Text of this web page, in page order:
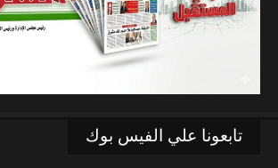
تابعونا علي الفيس بوك